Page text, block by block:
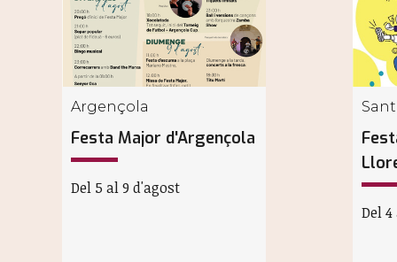
Argençola
Festa Major d'Argençola
Del 5 al 9 d'agost
Del